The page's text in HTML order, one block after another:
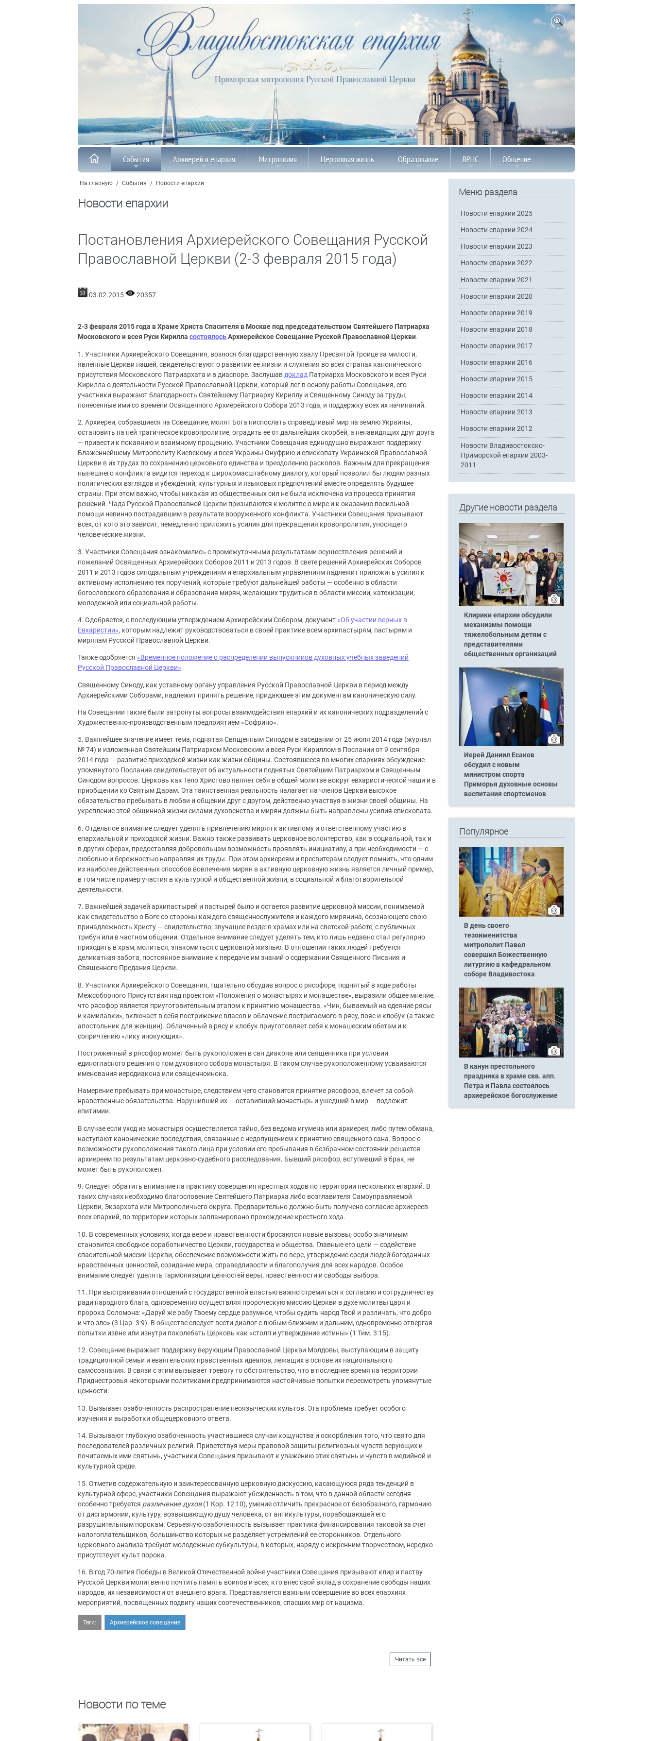
События Архиерей и епархия Митрополия Церковная жизнь Образование ВРНС Общение
На главную / События / Новости епархии
Новости епархии
Постановления Архиерейского Совещания Русской
Православной Церкви (2-3 февраля 2015 года)
03.02.2015 20357
2-3 февраля 2015 года в Храме Христа Спасителя в Москве под председательством Святейшего Патриарха
Московского и всея Руси Кирилла состоялосьАрхиерейское Совещание Русской Православной Церкви.
1. Участники Архиерейского Совещания, вознося благодарственную хвалу Пресвятой Троице за милости,
явленные Церкви нашей, свидетельствуют о развитии ее жизни и служения во всех странах канонического
присутствия Московского Патриархата и в диаспоре. Заслушавдоклад Патриарха Московского и всея Руси
Кирилла о деятельности Русской Православной Церкви, который лег в основу работы Совещания, его
участники выражают благодарность Святейшему Патриарху Кириллу и Священному Синоду за труды,
понесенные ими со времени Освященного Архиерейского Собора 2013 года, и поддержку всех их начинаний.
2. Архиереи, собравшиеся на Совещание, молят Бога ниспослать справедливый мир на землю Украины,
остановить на ней трагическое кровопролитие, оградить ее от дальнейших скорбей, а ненавидящих друг друга
— привести к покаянию и взаимному прощению. Участники Совещания единодушно выражают поддержку
Блаженнейшему Митрополиту Киевскому и всея Украины Онуфрию и епископату Украинской Православной
Церкви в их трудах по сохранению церковного единства и преодолению расколов. Важным для прекращения
нынешнего конфликта видится переход к широкомасштабному диалогу, который позволил бы людям разных
политических взглядов и убеждений, культурных и языковых предпочтений вместе определять будущее
страны. При этом важно, чтобы никакая из общественных сил не была исключена из процесса принятия
решений. Чада Русской Православной Церкви призываются к молитве о мире и к оказанию посильной
помощи невинно пострадавшим в результате вооруженного конфликта. Участники Совещания призывают
всех, от кого это зависит, немедленно приложить усилия для прекращения кровопролития, уносящего
человеческие жизни.
3. Участники Совещания ознакомились с промежуточными результатами осуществления решений и
пожеланий Освященных Архиерейских Соборов 2011 и 2013 годов. В свете решений Архиерейских Соборов
2011 и 2013 годов синодальным учреждениям и епархиальным управлениям надлежит приложить усилия к
активному исполнению тех поручений, которые требуют дальнейшей работы — особенно в области
богословского образования и образования мирян, желающих трудиться в области миссии, катехизации,
молодежной или социальной работы.
4. Одобряется, с последующим утверждением Архиерейским Собором, документ«Об участии верных в
Евхаристии», которым надлежит руководствоваться в своей практике всем архипастырям, пастырям и
мирянам Русской Православной Церкви.
Также одобряется «Временное положение о распределении выпускников духовных учебных заведений
Русской Православной Церкви».
Священному Синоду, как уставному органу управления Русской Православной Церкви в период между
Архиерейскими Соборами, надлежит принять решение, придающее этим документам каноническую силу.
На Совещании также были затронуты вопросы взаимодействия епархий и их канонических подразделений с
Художественно-производственным предприятием «Софрино».
5. Важнейшее значение имеет тема, поднятая Священным Синодом в заседании от 25 июля 2014 года (журнал
№ 74) и изложенная Святейшим Патриархом Московским и всея Руси Кириллом в Послании от 9 сентября
2014 года — развитие приходской жизни как жизни общины. Состоявшееся во многих епархиях обсуждение
упомянутого Послания свидетельствует об актуальности поднятых Святейшим Патриархом и Священным
Синодом вопросов. Церковь как Тело Христово являет себя в общей молитве вокруг евхаристической чаши и в
приобщении ко Святым Дарам. Эта таинственная реальность налагает на членов Церкви высокое
обязательство пребывать в любви и общении друг с другом, действенно участвуя в жизни своей общины. На
укрепление этой общинной жизни силами духовенства и мирян должны быть направлены усилия епископата.
6. Отдельное внимание следует уделять привлечению мирян к активному и ответственному участию в
епархиальной и приходской жизни. Важно также развивать церковное волонтерство, как в социальной, так и
в других сферах, предоставляя добровольцам возможность проявлять инициативу, а при необходимости — с
любовью и бережностью направляя их труды. При этом архиереям и пресвитерам следует помнить, что одним
из наиболее действенных способов вовлечения мирян в активную церковную жизнь является личный пример,
в том числе пример участия в культурной и общественной жизни, в социальной и благотворительной
деятельности.
7. Важнейшей задачей архипастырей и пастырей было и остается развитие церковной миссии, понимаемой
как свидетельство о Боге со стороны каждого священнослужителя и каждого мирянина, осознающего свою
принадлежность Христу — свидетельство, звучащее везде: в храмах или на светской работе, с публичных
трибун или в частном общении. Отдельное внимание следует уделять тем, кто лишь недавно стал регулярно
приходить в храм, молиться, знакомиться с церковной жизнью. В отношении таких людей требуется
деликатная забота, постоянное внимание к передаче им знаний о содержании Священного Писания и
Священного Предания Церкви.
8. Участники Архиерейского Совещания, тщательно обсудив вопрос о рясофоре, поднятый в ходе работы
Межсоборного Присутствия над проектом «Положения о монастырях и монашестве», выразили общее мнение,
что рясофор является приуготовительным этапом к принятию монашества. «Чин, бываемый на одеяние рясы
и камилавки», включает в себя пострижение власов и облачение постригаемого в рясу, пояс и клобук (а также
апостольник для женщин). Облаченный в рясу и клобук приуготовляет себя к монашеским обетам и к
сопричтению «лику инокующих».
Постриженный в рясофор может быть рукоположен в сан диакона или священника при условии
единогласного решения о том духовного собора монастыря. В таком случае рукоположенному усваиваются
именования иеродиакона или священноинока.
Намерение пребывать при монастыре, следствием чего становится принятие рясофора, влечет за собой
нравственные обязательства. Нарушивший их — оставивший монастырь и ушедший в мир — подлежит
епитимии.
В случае если уход из монастыря осуществляется тайно, без ведома игумена или архиерея, либо путем обмана,
наступают канонические последствия, связанные с недопущением к принятию священного сана. Вопрос о
возможности рукоположения такого лица при условии его пребывания в безбрачном состоянии решается
архиереем по результатам церковно-судебного расследования. Бывший рясофор, вступивший в брак, не
может быть рукоположен.
9. Следует обратить внимание на практику совершения крестных ходов по территории нескольких епархий. В
таких случаях необходимо благословение Святейшего Патриарха либо возглавителя Самоуправляемой
Церкви, Экзархата или Митрополичьего округа. Предварительно должно быть получено согласие архиереев
всех епархий, по территории которых запланировано прохождение крестного хода.
10. В современных условиях, когда вере и нравственности бросаются новые вызовы, особо значимым
становится свободное соработничество Церкви, государства и общества. Главные его цели — содействие
спасительной миссии Церкви, обеспечение возможности жить по вере, утверждение среди людей богоданных
нравственных ценностей, созидание мира, справедливости и благополучия для всех народов. Особое
внимание следует уделять гармонизации ценностей веры, нравственности и свободы выбора.
11. При выстраивании отношений с государственной властью важно стремиться к согласию и сотрудничеству
ради народного блага, одновременно осуществляя пророческую миссию Церкви в духе молитвы царя и
пророка Соломона: «Даруй же рабу Твоему сердце разумное, чтобы судить народ Твой и различать, что добро
и что зло» (3 Цар. 3:9). В обществе следует вести диалог с любым ближним и дальним, одновременно отвергая
попытки извне или изнутри поколебать Церковь как «столп и утверждение истины» (1 Тим. 3:15).
12. Совещание выражает поддержку верующим Православной Церкви Молдовы, выступающим в защиту
традиционной семьи и евангельских нравственных идеалов, лежащих в основе их национального
самосознания. В связи с этим вызывает тревогу то обстоятельство, что в последнее время на территории
Приднестровья некоторыми политиками предпринимаются настойчивые попытки пересмотреть упомянутые
ценности.
13. Вызывает озабоченность распространение неоязыческих культов. Эта проблема требует особого
изучения и выработки общецерковного ответа.
14. Вызывают глубокую озабоченность участившиеся случаи кощунства и оскорбления того, что свято для
последователей различных религий. Приветствуя меры правовой защиты религиозных чувств верующих и
почитаемых ими святынь, участники Совещания призывают к уважению этих святынь и чувств в медийной и
культурной среде.
15. Отметив содержательную и заинтересованную церковную дискуссию, касающуюся ряда тенденций в
культурной сфере, участники Совещания выражают убежденность в том, что в данной области сегодня
особенно требуется различение духов(1 Кор. 12:10), умение отличить прекрасное от безобразного, гармонию
от дисгармонии, культуру, возвышающую душу человека, от антикультуры, порабощающей его
разрушительным порокам. Серьезную озабоченность вызывает практика финансирования таковой за счет
налогоплательщиков, большинство которых не разделяет устремлений ее сторонников. Отдельного
церковного анализа требуют молодежные субкультуры, в которых, наряду с искренним творчеством, нередко
присутствует культ порока.
16. В год 70-летия Победы в Великой Отечественной войне участники Совещания призывают клир и паству
Русской Церкви молитвенно почтить память воинов и всех, кто внес свой вклад в сохранение свободы наших
народов, их независимости от внешнего врага. Представляется важным совершение во всех епархиях
мероприятий, посвященных подвигу наших соотечественников, спасших мир от нацизма.
Теги: Архиерейское совещание
Читать все
Новости по теме
Меню раздела
Новости епархии 2025
Новости епархии 2024
Новости епархии 2023
Новости епархии 2022
Новости епархии 2021
Новости епархии 2020
Новости епархии 2019
Новости епархии 2018
Новости епархии 2017
Новости епархии 2016
Новости епархии 2015
Новости епархии 2014
Новости епархии 2013
Новости епархии 2012
Новости Владивостокско-
Приморской епархии 2003-
2011
Другие новости раздела
Клирики епархии обсудили
механизмы помощи
тяжелобольным детям с
представителями
общественных организаций
Иерей Даниил Есаков
обсудил с новым
министром спорта
Приморья духовные основы
воспитания спортсменов
Популярное
В день своего
тезоименитства
митрополит Павел
совершил Божественную
литургию в кафедральном
соборе Владивостока
В канун престольного
праздника в храме свв. апп.
Петра и Павла состоялось
архиерейское богослужение